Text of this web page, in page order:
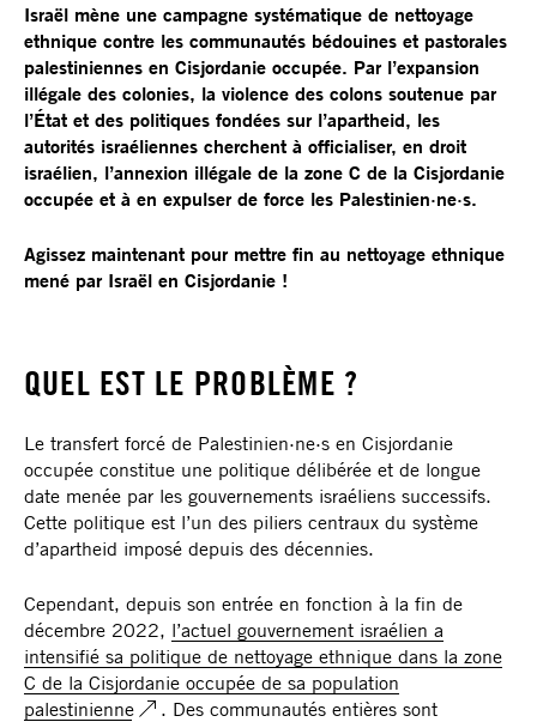
Israël mène une campagne systématique de nettoyage
ethnique contre les communautés bédouines et pastorales
palestiniennes en Cisjordanie occupée. Par l’expansion
illégale des colonies, la violence des colons soutenue par
l’État et des politiques fondées sur l’apartheid, les
autorités israéliennes cherchent à officialiser, en droit
israélien, l’annexion illégale de la zone C de la Cisjordanie
occupée et à en expulser de force les Palestinien·ne·s.
Agissez maintenant pour mettre fin au nettoyage ethnique
mené par Israël en Cisjordanie !
QUEL EST LE PROBLÈME ?
Le transfert forcé de Palestinien·ne·s en Cisjordanie
occupée constitue une politique délibérée et de longue
date menée par les gouvernements israéliens successifs.
Cette politique est l’un des piliers centraux du système
d’apartheid imposé depuis des décennies.
Cependant, depuis son entrée en fonction à la fin de
décembre 2022, l’actuel gouvernement israélien a
intensifié sa politique de nettoyage ethnique dans la zone
C de la Cisjordanie occupée de sa population
palestinienne
. Des communautés entières sont